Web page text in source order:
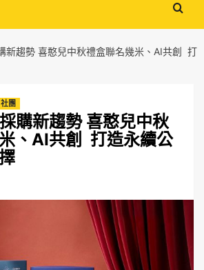
新趨勢 喜憨兒中秋禮盒聯名幾米、AI共創 打
社團
購新趨勢 喜憨兒中秋
、AI共創 打造永續公